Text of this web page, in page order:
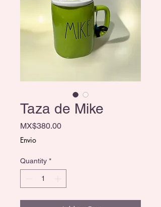
Taza de Mike
MX$380.00Price
Envio
Quantity *